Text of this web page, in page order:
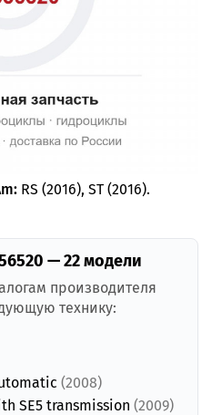
RS (2016), ST (2016).
— 22 модели
производителя
технику:
(2008)
SE5 transmission (2009)